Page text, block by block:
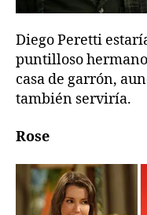
Diego Peretti
puntilloso
casa de garrón,
también serviría.
Rose